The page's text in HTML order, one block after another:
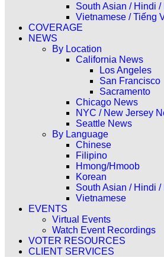
South Asian / Hindi /
Vietnamese / Tiếng
COVERAGE
NEWS
By Location
California News
Los Angeles
San Francisco
Sacramento
Chicago News
NYC / New Jersey
Seattle News
By Language
Chinese
Filipino
Hmong/Hmoob
Korean
South Asian / Hindi /
Vietnamese
EVENTS
Virtual Events
Watch Event Recordings
VOTER RESOURCES
CLIENT SERVICES